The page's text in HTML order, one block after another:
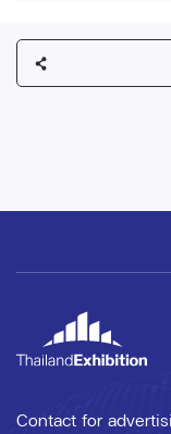
Contact for